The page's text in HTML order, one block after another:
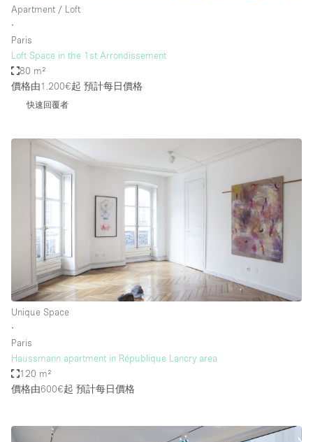
Apartment / Loft
∙
Paris
Loft Space in the 1st Arrondissement
80 m²
價格由1.200€起 預計每日價格
快速回覆者
Unique Space
∙
Paris
Haussmann apartment in République Lancry area
120 m²
價格由600€起 預計每日價格